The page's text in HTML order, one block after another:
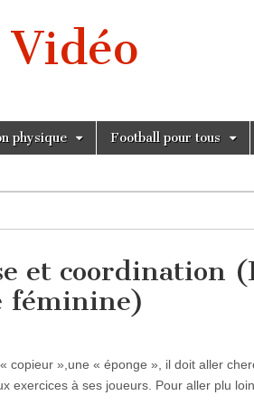
physique Football pour tous
et coordination
féminine)
copieur »,une « éponge », il doit aller
exercices à ses joueurs. Pour aller plu